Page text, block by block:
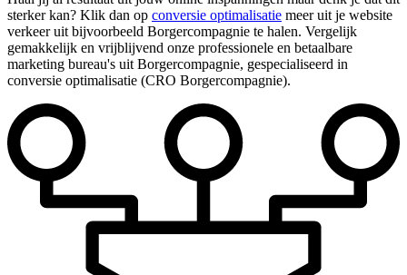
sterker kan? Klik dan op conversie optimalisatie meer uit je website
verkeer uit bijvoorbeeld Borgercompagnie te halen. Vergelijk
gemakkelijk en vrijblijvend onze professionele en betaalbare
marketing bureau's uit Borgercompagnie, gespecialiseerd in
conversie optimalisatie (CRO Borgercompagnie).